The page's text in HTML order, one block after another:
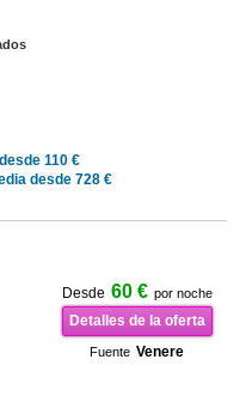
110 €
desde 728 €
Desde 60 € por noche
Detalles de la oferta
Fuente Venere